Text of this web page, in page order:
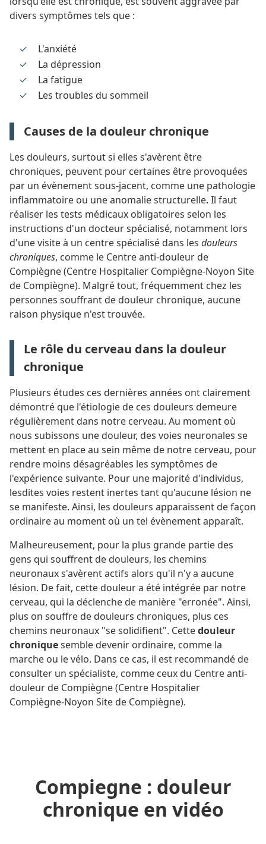
divers symptômes tels que :
L'anxiété
La dépression
La fatigue
Les troubles du sommeil
Causes de la douleur chronique
Les douleurs, surtout si elles s'avèrent être
chroniques, peuvent pour certaines être provoquées
par un évènement sous-jacent, comme une pathologie
inflammatoire ou une anomalie structurelle. Il faut
réaliser les tests médicaux obligatoires selon les
instructions d'un docteur spécialisé, notamment lors
d'une visite à un centre spécialisé dans les douleurs
chroniques, comme le Centre anti-douleur de
Compiègne (Centre Hospitalier Compiègne-Noyon Site
de Compiègne). Malgré tout, fréquemment chez les
personnes souffrant de douleur chronique, aucune
raison physique n'est trouvée.
Le rôle du cerveau dans la douleur
chronique
Plusieurs études ces dernières années ont clairement
démontré que l'étiologie de ces douleurs demeure
régulièrement dans notre cerveau. Au moment où
nous subissons une douleur, des voies neuronales se
mettent en place au sein même de notre cerveau, pour
rendre moins désagréables les symptômes de
l'expérience suivante. Pour une majorité d'individus,
lesdites voies restent inertes tant qu'aucune lésion ne
se manifeste. Ainsi, les douleurs apparaissent de façon
ordinaire au moment où un tel évènement apparaît.
Malheureusement, pour la plus grande partie des
gens qui souffrent de douleurs, les chemins
neuronaux s'avèrent actifs alors qu'il n'y a aucune
lésion. De fait, cette douleur a été intégrée par notre
cerveau, qui la déclenche de manière "erronée". Ainsi,
plus on souffre de douleurs chroniques, plus ces
chemins neuronaux "se solidifient". Cettedouleur
chroniquesemble devenir ordinaire, comme la
marche ou le vélo. Dans ce cas, il est recommandé de
consulter un spécialiste, comme ceux du Centre anti-
douleur de Compiègne (Centre Hospitalier
Compiègne-Noyon Site de Compiègne).
Compiegne : douleur
chronique en vidéo